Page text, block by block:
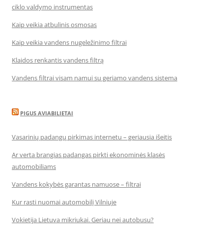
ciklo valdymo instrumentas
Kaip veikia atbulinis osmosas
Kaip veikia vandens nugeležinimo filtrai
Klaidos renkantis vandens filtrą
Vandens filtrai visam namui su geriamo vandens sistema
PIGUS AVIABILIETAI
Vasarinių padangų pirkimas internetu – geriausia išeitis
Ar verta brangias padangas pirkti ekonominės klasės
automobiliams
Vandens kokybės garantas namuose – filtrai
Kur rasti nuomai automobilį Vilniuje
Vokietija Lietuva mikriukai. Geriau nei autobusu?